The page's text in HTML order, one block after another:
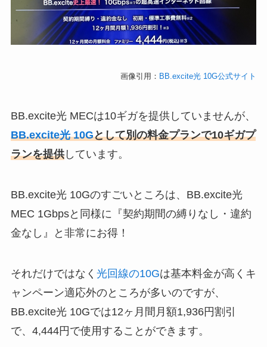
画像引用： BB.excite光 10G公式サイト
BB.excite光 MECは10ギガを提供していませんが、
BB.excite光 10Gとして別の料金プランで10ギガプ
ランを提供しています。
BB.excite光 10Gのすごいところは、BB.excite光
MEC 1Gbpsと同様に『契約期間の縛りなし・違約
金なし』と非常にお得！
それだけではなく 光回線の10Gは基本料金が高くキ
ャンペーン適応外のところが多いのですが、
BB.excite光 10Gでは12ヶ月間月額1,936円割引
で、4,444円で使用することができます。